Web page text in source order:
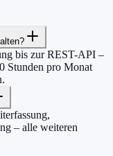
bis zur REST-API –
Stunden pro Monat
– alle weiteren